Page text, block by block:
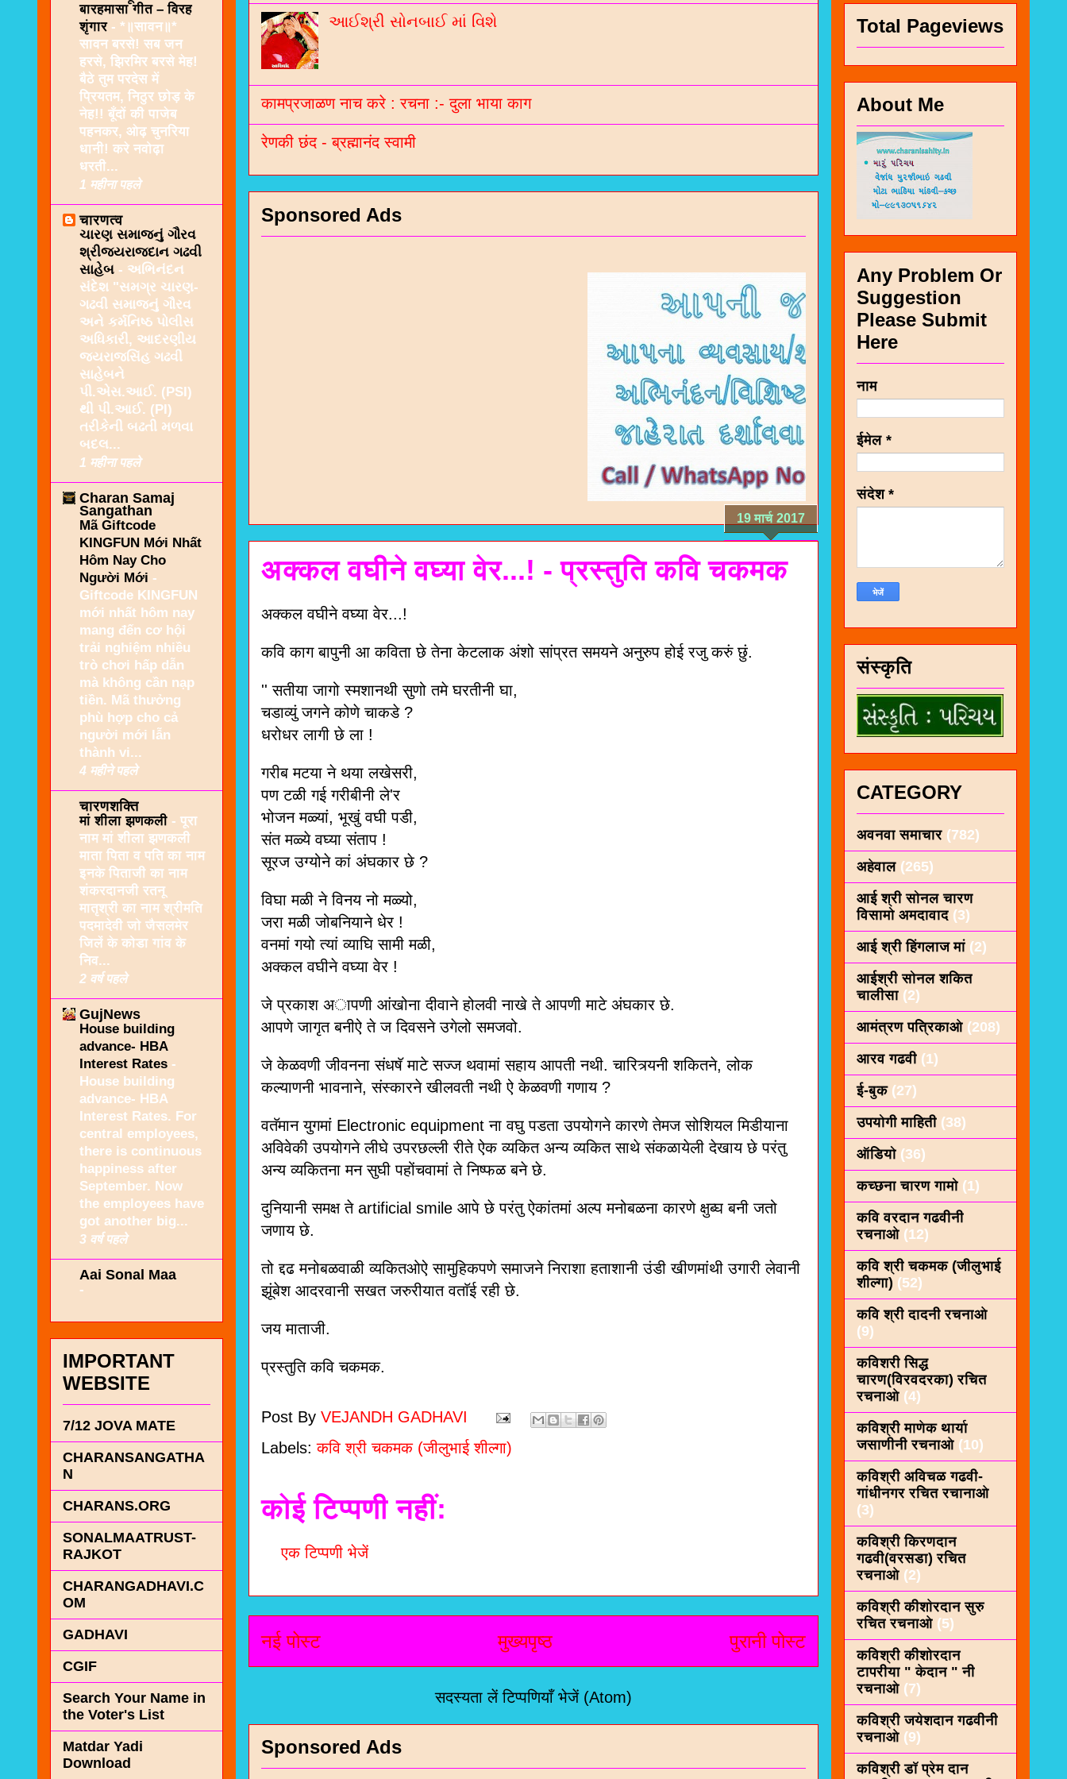
આઈશ્રી સોનબાઈ માં વિશે
कामप्रजाळण नाच करे : रचना :- दुला भाया काग
रेणकी छंद - ब्रह्मानंद स्वामी
Sponsored Ads
19 मार्च 2017
अक्कल वघीने वघ्या वेर...! - प्रस्तुति कवि चकमक
अक्कल वघीने वघ्या वेर...!
कवि काग बापुनी आ कविता छे तेना केटलाक अंशो सांप्रत समयने अनुरुप होई रजु करुं छुं.
'' सतीया जागो स्मशानथी सुणो तमे घरतीनी घा,
चडाव्युं जगने कोणे चाकडे ?
धरोधर लागी छे ला !
गरीब मटया ने थया लखेसरी,
पण टळी गई गरीबीनी ले'र
भोजन मळ्यां, भूखुं वघी पडी,
संत मळ्ये वघ्या संताप !
सूरज उग्योने कां अंघकार छे ?
विघा मळी ने विनय नो मळ्यो,
जरा मळी जोबनियाने धेर !
वनमां गयो त्यां व्याघि सामी मळी,
अक्कल वघीने वघ्या वेर !
जे प्रकाश अापणी आंखोना दीवाने होलवी नाखे ते आपणी माटे अंघकार छे.
आपणे जागृत बनीऐ ते ज दिवसने उगेलो समजवो.
जे केळवणी जीवनना संधषॅ माटे सज्ज थवामां सहाय आपती नथी. चारित्र्यनी शकितने, लोक
कल्याणनी भावनाने, संस्कारने खीलवती नथी ऐ केळवणी गणाय ?
वतॅमान युगमां Electronic equipment ना वघु पडता उपयोगने कारणे तेमज सोशियल मिडीयाना
अविवेकी उपयोगने लीघे उपरछल्ली रीते ऐक व्यकित अन्य व्यकित साथे संकळायेली देखाय छे परंतु
अन्य व्यकितना मन सुघी पहोंचवामां ते निष्फळ बने छे.
दुनियानी समक्ष ते artificial smile आपे छे परंतु ऐकांतमां अल्प मनोबळना कारणे क्षुब्घ बनी जतो
जणाय छे.
तो द्दढ मनोबळवाळी व्यकितओऐ सामुहिकपणे समाजने निराशा हताशानी उंडी खीणमांथी उगारी लेवानी
झूंबेश आदरवानी सखत जरुरीयात वताॅई रही छे.
जय माताजी.
प्रस्तुति कवि चकमक.
Post By VEJANDH GADHAVI
Labels:कवि श्री चकमक (जीलुभाई शील्गा)
कोई टिप्पणी नहीं:
एक टिप्पणी भेजें
नई पोस्ट पुरानी पोस्ट
मुख्यपृष्ठ
सदस्यता लेंटिप्पणियाँ भेजें (Atom)
Sponsored Ads
बारहमासा गीत – विरह
शृंगार - *॥सावन॥*
सावन बरसे! सब जन
हरसे, झिरमिर बरसे मेह!
बैठे तुम परदेस में
प्रियतम, निठुर छोड़ के
नेह!! बूँदों की पाजेब
पहनकर, ओढ़ चुनरिया
धानी! करे नवोढ़ा
धरती...
1 महीना पहले
चारणत्व
ચારણ સમાજનું ગૌરવ
શ્રીજયરાજદાન ગઢવી
સાહેબ - અભિનંદન
સંદેશ "સમગ્ર ચારણ-
ગઢવી સમાજનું ગૌરવ
અને કર્મનિષ્ઠ પોલીસ
અધિકારી, આદરણીય
જયરાજસિંહ ગઢવી
સાહેબને
પી.એસ.આઈ. (PSI)
થી પી.આઈ. (PI)
તરીકેની બઢતી મળવા
બદલ...
1 महीना पहले
Charan Samaj
Sangathan
Mã Giftcode
KINGFUN Mới Nhất
Hôm Nay Cho
Người Mới -
Giftcode KINGFUN
mới nhất hôm nay
mang đến cơ hội
trải nghiệm nhiều
trò chơi hấp dẫn
mà không cần nạp
tiền. Mã thưởng
phù hợp cho cả
người mới lẫn
thành vi...
4 महीने पहले
चारणशक्ति
मां शीला झणकली - पूरा
नाम मां शीला झणकली
माता पिता व पति का नाम
इनके पिताजी का नाम
शंकरदानजी रतनू
मातृश्री का नाम श्रीमति
पदमादेवी जो जैसलमेर
जिलें के कोडा गांव के
निव...
2 वर्ष पहले
GujNews
House building
advance- HBA
Interest Rates -
House building
advance- HBA
Interest Rates. For
central employees,
there is continuous
happiness after
September. Now
the employees have
got another big...
3 वर्ष पहले
Aai Sonal Maa
-
IMPORTANT
WEBSITE
7/12 JOVA MATE
CHARANSANGATHA
N
CHARANS.ORG
SONALMAATRUST-
RAJKOT
CHARANGADHAVI.C
OM
GADHAVI
CGIF
Search Your Name in
the Voter's List
Matdar Yadi
Download
Total Pageviews
About Me
Any Problem Or
Suggestion
Please Submit
Here
नाम
ईमेल *
संदेश *
संस्कृति
CATEGORY
अवनवा समाचार (782)
अहेवाल (265)
आई श्री सोनल चारण
विसामो अमदावाद (3)
आई श्री हिंगलाज मां (2)
आईश्री सोनल शकित
चालीसा (2)
आमंत्रण पत्रिकाओ (208)
आरव गढवी (1)
ई-बुक (27)
उपयोगी माहिती (38)
ऑडियो (36)
कच्छना चारण गामो (1)
कवि वरदान गढवीनी
रचनाओ (12)
कवि श्री चकमक (जीलुभाई
शील्गा) (52)
कवि श्री दादनी रचनाओ
(9)
कविशरी सिद्ध
चारण(विरवदरका) रचित
रचनाओ (4)
कविश्री माणेक थार्या
जसाणीनी रचनाओ (10)
कविश्री अविचळ गढवी-
गांधीनगर रचित रचानाओ
(3)
कविश्री किरणदान
गढवी(वरसडा) रचित
रचनाओ (2)
कविश्री कीशाेरदान सुरु
रचित रचनाओ (5)
कविश्री कीशोरदान
टापरीया " केदान " नी
रचनाओ (7)
कविश्री जयेशदान गढवीनी
रचनाओ (9)
कविश्री डॉ प्रेम दान